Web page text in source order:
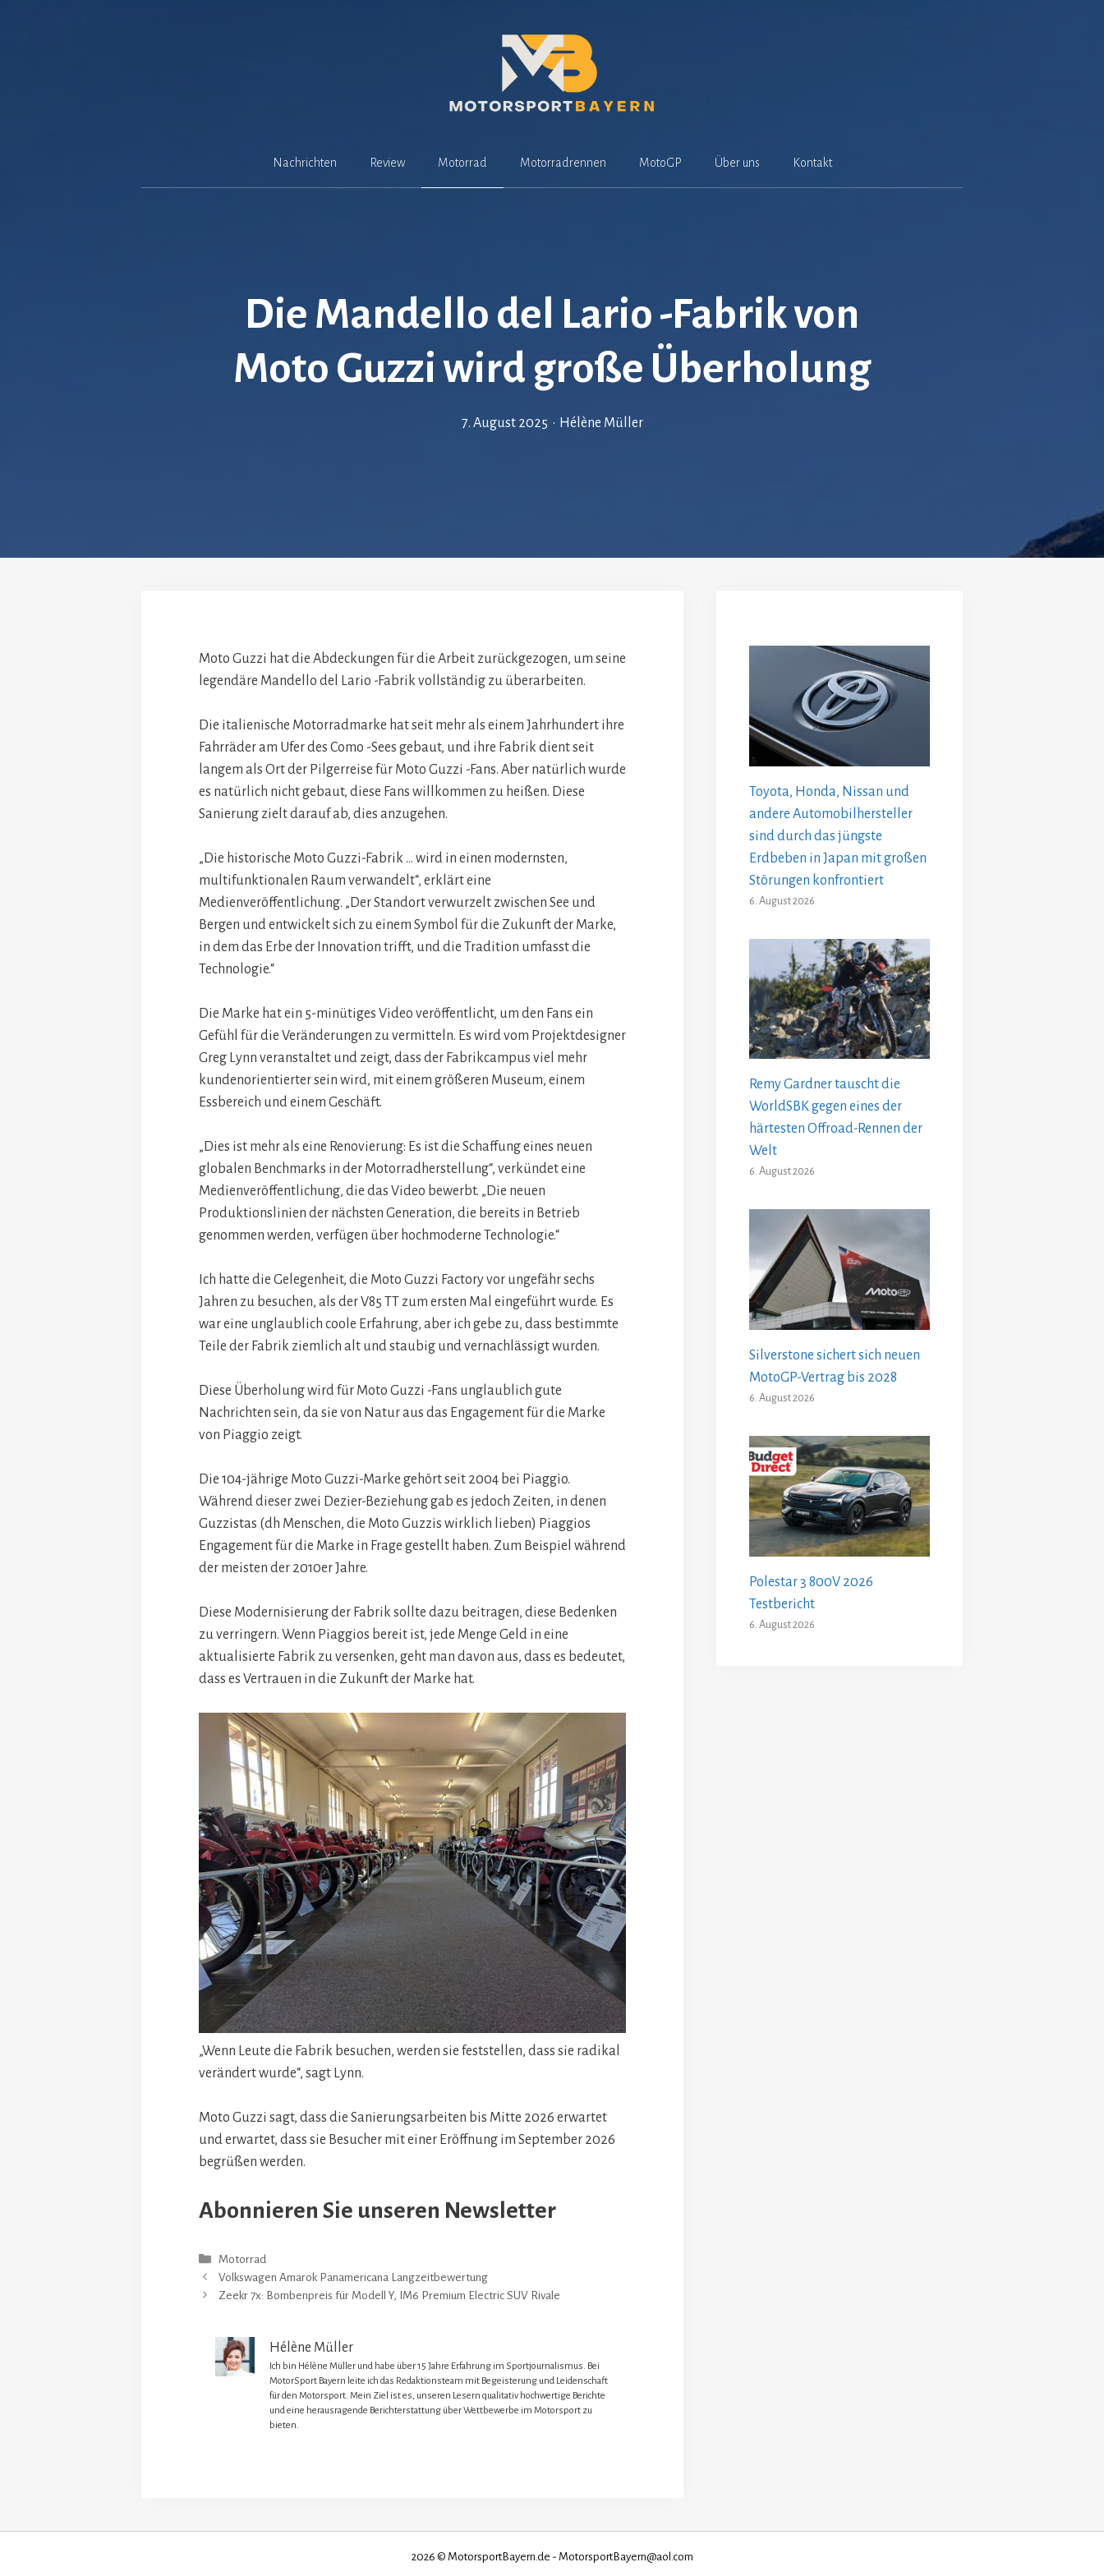
Nachrichten Review Motorrad Motorradrennen MotoGP Über uns Kontakt
Die Mandello del Lario -Fabrik von
Moto Guzzi wird große Überholung
7. August 2025 • Hélène Müller
Moto Guzzi hat die Abdeckungen für die Arbeit zurückgezogen, um seine
legendäre Mandello del Lario -Fabrik vollständig zu überarbeiten.
Die italienische Motorradmarke hat seit mehr als einem Jahrhundert ihre
Fahrräder am Ufer des Como -Sees gebaut, und ihre Fabrik dient seit
langem als Ort der Pilgerreise für Moto Guzzi -Fans. Aber natürlich wurde
es natürlich nicht gebaut, diese Fans willkommen zu heißen. Diese
Sanierung zielt darauf ab, dies anzugehen.
„Die historische Moto Guzzi-Fabrik … wird in einen modernsten,
multifunktionalen Raum verwandelt“, erklärt eine
Medienveröffentlichung. „Der Standort verwurzelt zwischen See und
Bergen und entwickelt sich zu einem Symbol für die Zukunft der Marke,
in dem das Erbe der Innovation trifft, und die Tradition umfasst die
Technologie.“
Die Marke hat ein 5-minütiges Video veröffentlicht, um den Fans ein
Gefühl für die Veränderungen zu vermitteln. Es wird vom Projektdesigner
Greg Lynn veranstaltet und zeigt, dass der Fabrikcampus viel mehr
kundenorientierter sein wird, mit einem größeren Museum, einem
Essbereich und einem Geschäft.
„Dies ist mehr als eine Renovierung: Es ist die Schaffung eines neuen
globalen Benchmarks in der Motorradherstellung“, verkündet eine
Medienveröffentlichung, die das Video bewerbt. „Die neuen
Produktionslinien der nächsten Generation, die bereits in Betrieb
genommen werden, verfügen über hochmoderne Technologie.“
Ich hatte die Gelegenheit, die Moto Guzzi Factory vor ungefähr sechs
Jahren zu besuchen, als der V85 TT zum ersten Mal eingeführt wurde. Es
war eine unglaublich coole Erfahrung, aber ich gebe zu, dass bestimmte
Teile der Fabrik ziemlich alt und staubig und vernachlässigt wurden.
Diese Überholung wird für Moto Guzzi -Fans unglaublich gute
Nachrichten sein, da sie von Natur aus das Engagement für die Marke
von Piaggio zeigt.
Die 104-jährige Moto Guzzi-Marke gehört seit 2004 bei Piaggio.
Während dieser zwei Dezier-Beziehung gab es jedoch Zeiten, in denen
Guzzistas (dh Menschen, die Moto Guzzis wirklich lieben) Piaggios
Engagement für die Marke in Frage gestellt haben. Zum Beispiel während
der meisten der 2010er Jahre.
Diese Modernisierung der Fabrik sollte dazu beitragen, diese Bedenken
zu verringern. Wenn Piaggios bereit ist, jede Menge Geld in eine
aktualisierte Fabrik zu versenken, geht man davon aus, dass es bedeutet,
dass es Vertrauen in die Zukunft der Marke hat.
„Wenn Leute die Fabrik besuchen, werden sie feststellen, dass sie radikal
verändert wurde“, sagt Lynn.
Moto Guzzi sagt, dass die Sanierungsarbeiten bis Mitte 2026 erwartet
und erwartet, dass sie Besucher mit einer Eröffnung im September 2026
begrüßen werden.
Abonnieren Sie unseren Newsletter
Kategorien
Motorrad
Volkswagen Amarok Panamericana Langzeitbewertung
Zeekr 7x: Bombenpreis für Modell Y, IM6 Premium Electric SUV Rivale
Hélène Müller
Ich bin Hélène Müller und habe über 15 Jahre Erfahrung im Sportjournalismus. Bei
MotorSport Bayern leite ich das Redaktionsteam mit Begeisterung und Leidenschaft
für den Motorsport. Mein Ziel ist es, unseren Lesern qualitativ hochwertige Berichte
und eine herausragende Berichterstattung über Wettbewerbe im Motorsport zu
bieten.
Toyota, Honda, Nissan und
andere Automobilhersteller
sind durch das jüngste
Erdbeben in Japan mit großen
Störungen konfrontiert
6. August 2026
Remy Gardner tauscht die
WorldSBK gegen eines der
härtesten Offroad-Rennen der
Welt
6. August 2026
Silverstone sichert sich neuen
MotoGP-Vertrag bis 2028
6. August 2026
Polestar 3 800V 2026
Testbericht
6. August 2026
2026 © MotorsportBayern.de - MotorsportBayern@aol.com